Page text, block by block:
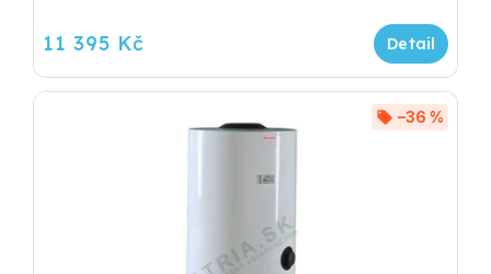
11 395 Kč
–36 %